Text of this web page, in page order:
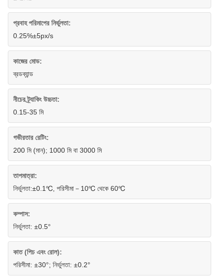
প্রবাহ পরিমাপের নির্ভুলতা:
0.25%±5px/s
কাজের মোড:
ব্রডব্যান্ড
নীচের ট্র্যাকিং উচ্চতা:
0.15-35 মি
গভীরতার রেটিং:
200 মি (মান); 1000 মি বা 3000 মি
তাপমাত্রা:
নির্ভুলতা:±0.1℃, পরিসীমা－10℃ থেকে 60℃
কম্পাস:
নির্ভুলতা: ±0.5°
কাত (পিচ এবং রোল):
পরিসীমা: ±30°; নির্ভুলতা: ±0.2°